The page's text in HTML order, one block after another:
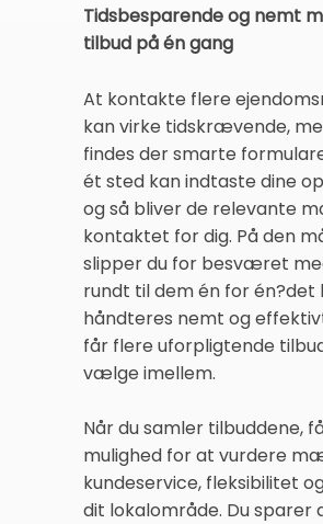
Tidsbesparende og nemt
tilbud på én gang
At kontakte flere
kan virke tidskrævende,
findes der smarte
ét sted kan indtaste dine
og så bliver de relevante
kontaktet for dig. På den
slipper du for besværet
rundt til dem én for én?det
håndteres nemt og
får flere uforpligtende
vælge imellem.
Når du samler tilbuddene,
mulighed for at vurdere
kundeservice, fleksibilitet
dit lokalområde. Du sparer